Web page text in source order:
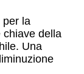
per la
chiave della
Una